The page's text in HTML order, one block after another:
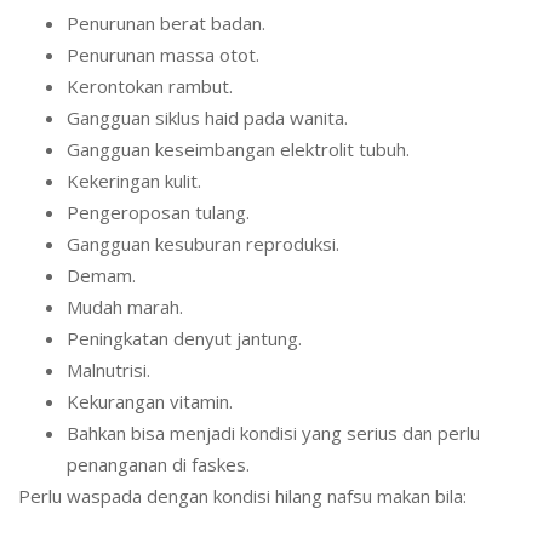
Penurunan berat badan.
Penurunan massa otot.
Kerontokan rambut.
Gangguan siklus haid pada wanita.
Gangguan keseimbangan elektrolit tubuh.
Kekeringan kulit.
Pengeroposan tulang.
Gangguan kesuburan reproduksi.
Demam.
Mudah marah.
Peningkatan denyut jantung.
Malnutrisi.
Kekurangan vitamin.
Bahkan bisa menjadi kondisi yang serius dan perlu
penanganan di faskes.
Perlu waspada dengan kondisi hilang nafsu makan bila: